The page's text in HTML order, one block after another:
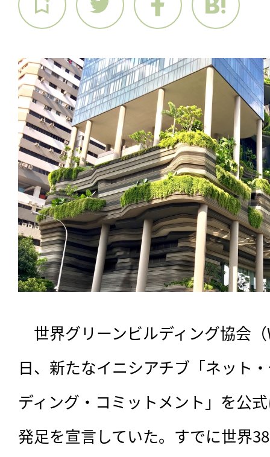
世界グリーンビルディング協会
日、新たなイニシアチブ「ネット
ディング・コミットメント」を公
発足を宣言していた。すでに世界